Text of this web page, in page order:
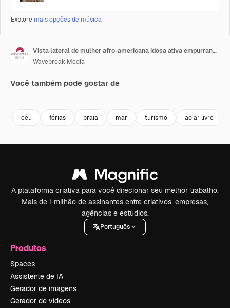
Explore mais opções de música
Vista lateral de mulher afro-americana idosa ativa empurrando um homem deficiente em cadeira de rodas no calçadão 4k
Wavebreak Media
Você também pode gostar de
céu férias praia mar turismo ao ar livre
A plataforma criativa para você direcionar seu melhor trabalho.
Mais de 1 milhão de assinantes entre criativos, empresas,
agências e estúdios.
Português
Produtos
Spaces
Assistente de IA
Gerador de imagens
Gerador de vídeos